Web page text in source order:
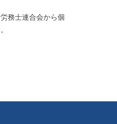
務士連合会から個